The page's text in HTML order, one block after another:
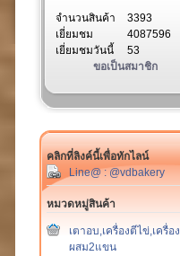
จำนวนสินค้า
3393
เยี่ยมชม
4087596
เยี่ยมชมวันนี้
53
ขอเป็นสมาชิก
คลิกที่ลิงค์นี้เพื่อทักไลน์
Line@ : @vdbakery
หมวดหมู่สินค้า
เตาอบ,เครื่องตีไข่,เครื่อง
ผสม2แขน